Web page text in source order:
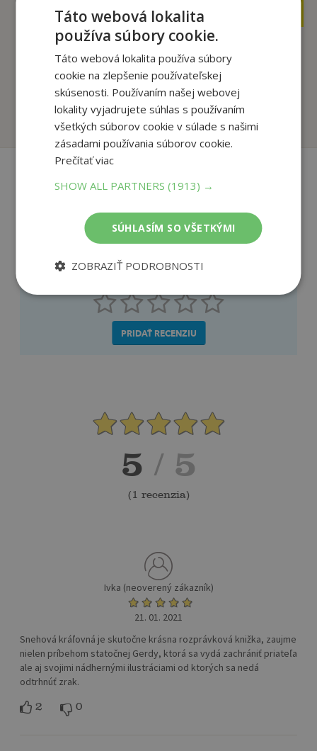
14 €
Andersen Hans
Na sklade
Malá morská víla
Andersen Hans
Na sklade
PRIDAŤ RECENZIU
5 / 5
(1 recenzia)
Ivka (neoverený zákazník)
21. 01. 2021
Snehová kráľovná je skutočne krásna rozprávková knižka, zaujme
nielen príbehom statočnej Gerdy, ktorá sa vydá zachrániť priateľa
ale aj svojimi nádhernými ilustráciami od ktorých sa nedá
odtrhnúť zrak.
2 0
Táto webová lokalita
používa súbory cookie.
Táto webová lokalita používa súbory
cookie na zlepšenie používateľskej
skúsenosti. Používaním našej webovej
lokality vyjadrujete súhlas s používaním
všetkých súborov cookie v súlade s našimi
zásadami používania súborov cookie.
Prečítať viac
SHOW ALL PARTNERS(1913) →
SÚHLASÍM SO VŠETKÝMI
ZOBRAZIŤ PODROBNOSTI